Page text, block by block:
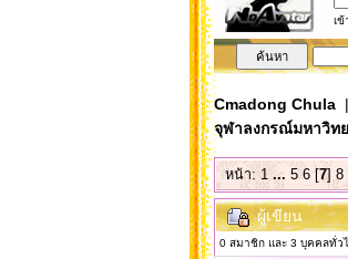
เ
Cmadong Chula|
จุฬาลงกรณ์มหาวิท
หน้า:1 ... 5 6[7] 8
ผู้เขียน
0 สมาชิก และ 3 บุคคลทั่ว